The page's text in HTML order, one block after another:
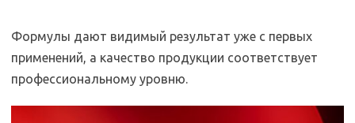
Формулы дают видимый результат уже с первых
применений, а качество продукции соответствует
профессиональному уровню.